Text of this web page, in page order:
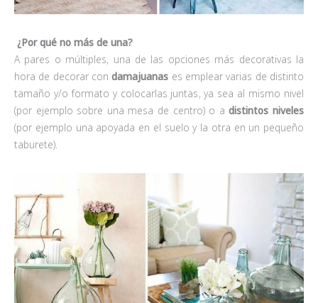
¿Por qué no más de una?
A pares o múltiples, una de las opciones más decorativas la
hora de decorar condamajuanas es emplear varias de distinto
tamaño y/o formato y colocarlas juntas, ya sea al mismo nivel
(por ejemplo sobre una mesa de centro) o adistintos niveles
(por ejemplo una apoyada en el suelo y la otra en un pequeño
taburete).